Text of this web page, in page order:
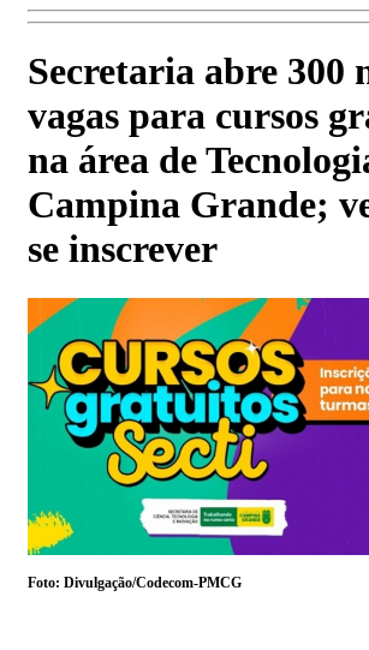
Secretaria abre 300
vagas para cursos
na área de
Campina Grande;
se inscrever
Foto: Divulgação/Codecom-PMCG